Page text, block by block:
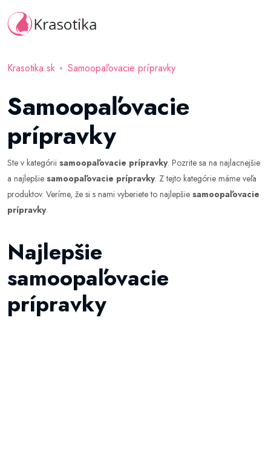
Krasotika.sk Samoopaľovacie prípravky
Samoopaľovacie
prípravky
Ste v kategórii samoopaľovacie prípravky. Pozrite sa na najlacnejšie
a najlepšie samoopaľovacie prípravky. Z tejto kategórie máme veľa
produktov. Veríme, že si s nami vyberiete to najlepšie samoopaľovacie
prípravky.
Najlepšie
samoopaľovacie
prípravky